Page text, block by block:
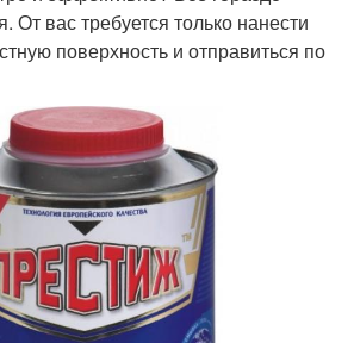
От вас требуется только нанести
поверхность и отправиться по